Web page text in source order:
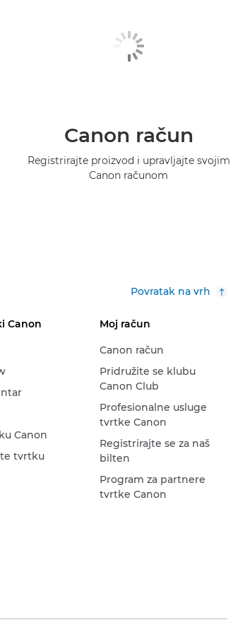
Canon račun
Registrirajte proizvod i upravljajte svojim
Canon računom
Povratak na vrh
Canon
Canon
tvrtku
Moj račun
Canon račun
Pridružite se klubu
Canon Club
Profesionalne usluge
tvrtke Canon
Registrirajte se za naš
bilten
Program za partnere
tvrtke Canon